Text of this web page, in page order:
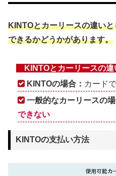
KINTOとカーリースの違い
できるかどうかがあります。
KINTOとカーリースの
KINTOの場合： カード
一般的なカーリースの場
できない
KINTOの支払い方法